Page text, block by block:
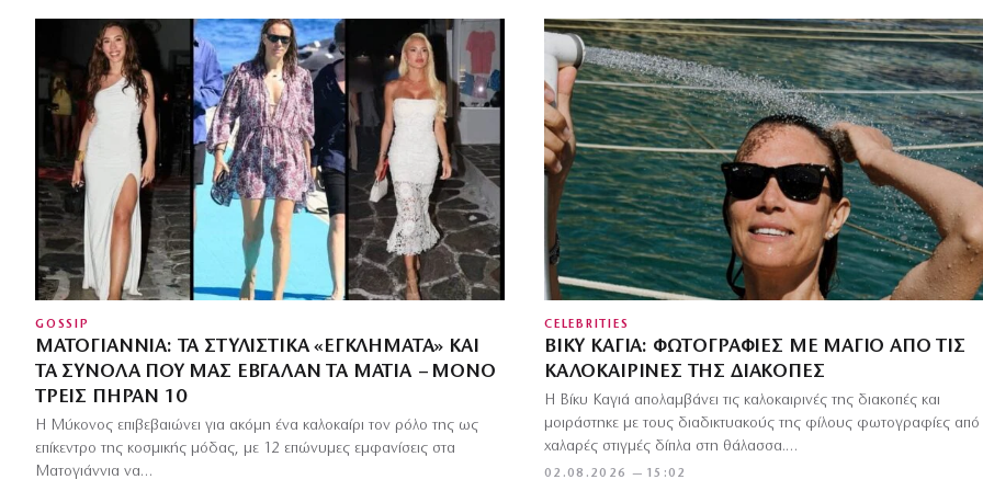
GOSSIP
ΜΑΤΟΓΙΆΝΝΙΑ: ΤΑ ΣΤΥΛΙΣΤΙΚΆ «ΕΓΚΛΉΜΑΤΑ» ΚΑΙ
ΤΑ ΣΎΝΟΛΑ ΠΟΥ ΜΑΣ ΈΒΓΑΛΑΝ ΤΑ ΜΆΤΙΑ – ΜΌΝΟ
ΤΡΕΙΣ ΠΉΡΑΝ 10
Η Μύκονος επιβεβαιώνει για ακόμη ένα καλοκαίρι τον ρόλο της ως
επίκεντρο της κοσμικής μόδας, με 12 επώνυμες εμφανίσεις στα
Ματογιάννια να…
CELEBRITIES
ΒΊΚΥ ΚΑΓΙΆ: ΦΩΤΟΓΡΑΦΊΕΣ ΜΕ ΜΑΓΙΌ ΑΠΌ ΤΙΣ
ΚΑΛΟΚΑΙΡΙΝΈΣ ΤΗΣ ΔΙΑΚΟΠΈΣ
02.08.2026 — 15:02
Η Βίκυ Καγιά απολαμβάνει τις καλοκαιρινές της διακοπές και
μοιράστηκε με τους διαδικτυακούς της φίλους φωτογραφίες από
χαλαρές στιγμές δίπλα στη θάλασσα.…